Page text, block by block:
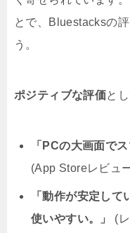
とで、Bluestacksの
う。
ポジティブな評価とし
「PCの大画面で
(App Storeレビュ
「動作が安定し
使いやすい。」
(